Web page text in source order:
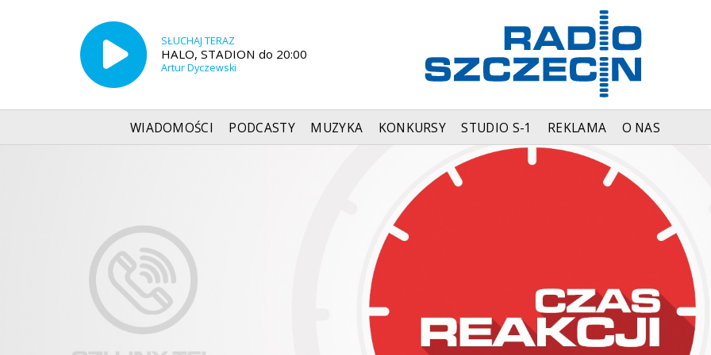
SŁUCHAJ TERAZ
HALO, STADION do 20:00
Artur Dyczewski
WIADOMOŚCI PODCASTY MUZYKA KONKURSY STUDIO S-1 REKLAMA O NAS